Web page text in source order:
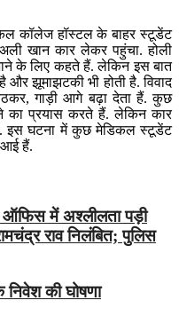
कॉलेज हॉस्टल के बाहर स्टूडेंट
खान कार लेकर पहुंचा. होली
के लिए कहते हैं. लेकिन इस बात
और झूमाझटकी भी होती है. विवाद
गाड़ी आगे बढ़ा देता हैं. कुछ
प्रयास करते हैं. लेकिन कार
है. इस घटना में कुछ मेडिकल स्टूडेंट
आई हैं.
में अश्लीलता पड़ी
राव निलंबित; पुलिस
की घोषणा